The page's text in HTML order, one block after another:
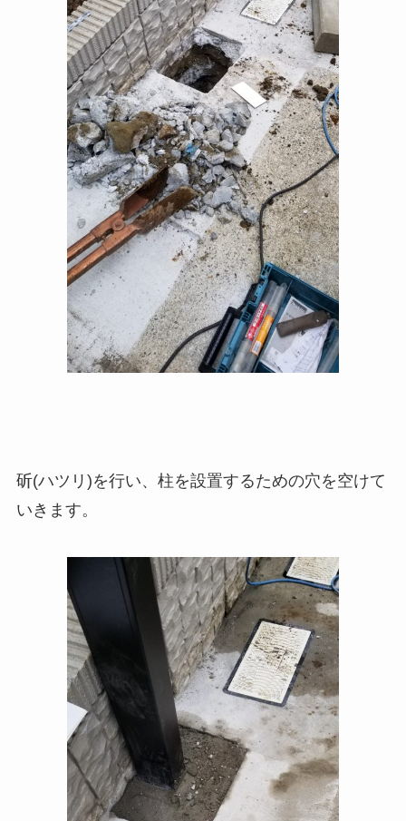
斫(ハツリ)を行い、柱を設置するための穴を空けて
いきます。